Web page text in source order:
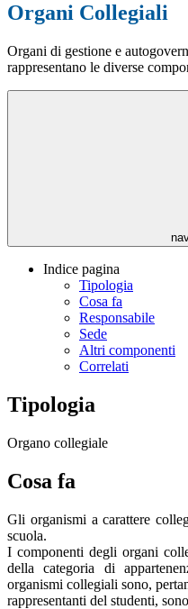
Organi Collegiali
Organi di gestione e
rappresentano le diverse
Indice pagina
Tipologia
Cosa fa
Responsabile
Sede
Altri componenti
Correlati
Tipologia
Organo collegiale
Cosa fa
Gli organismi a carattere
scuola.
I componenti degli organi
della categoria di
organismi collegiali sono,
rappresentanti del studenti,